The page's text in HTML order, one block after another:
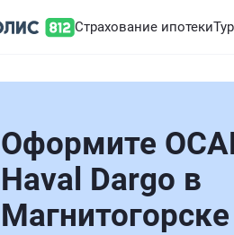
Страхование ипотеки
Оформите
Haval Dargo в
Магнитогорске